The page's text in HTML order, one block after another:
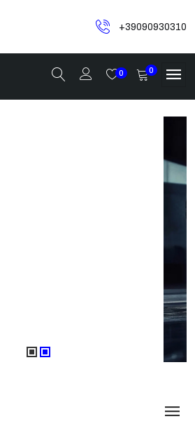
+39090930310
0 0